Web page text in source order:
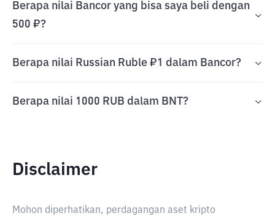
Berapa nilai Bancor yang bisa saya beli dengan
500 ₽?
Berapa nilai Russian Ruble ₽1 dalam Bancor?
Berapa nilai 1000 RUB dalam BNT?
Disclaimer
Mohon diperhatikan, perdagangan aset kripto